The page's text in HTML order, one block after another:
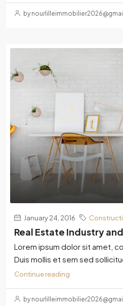
by
January 24, 2016
Real Estate Industry
Lorem ipsum dolor sit amet,
Duis mollis et sem sed
Continue reading
by